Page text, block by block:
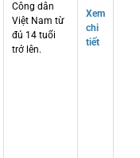
Công dân
Việt Nam từ
đủ 14 tuổi
trở lên.
Xem
chi
tiết